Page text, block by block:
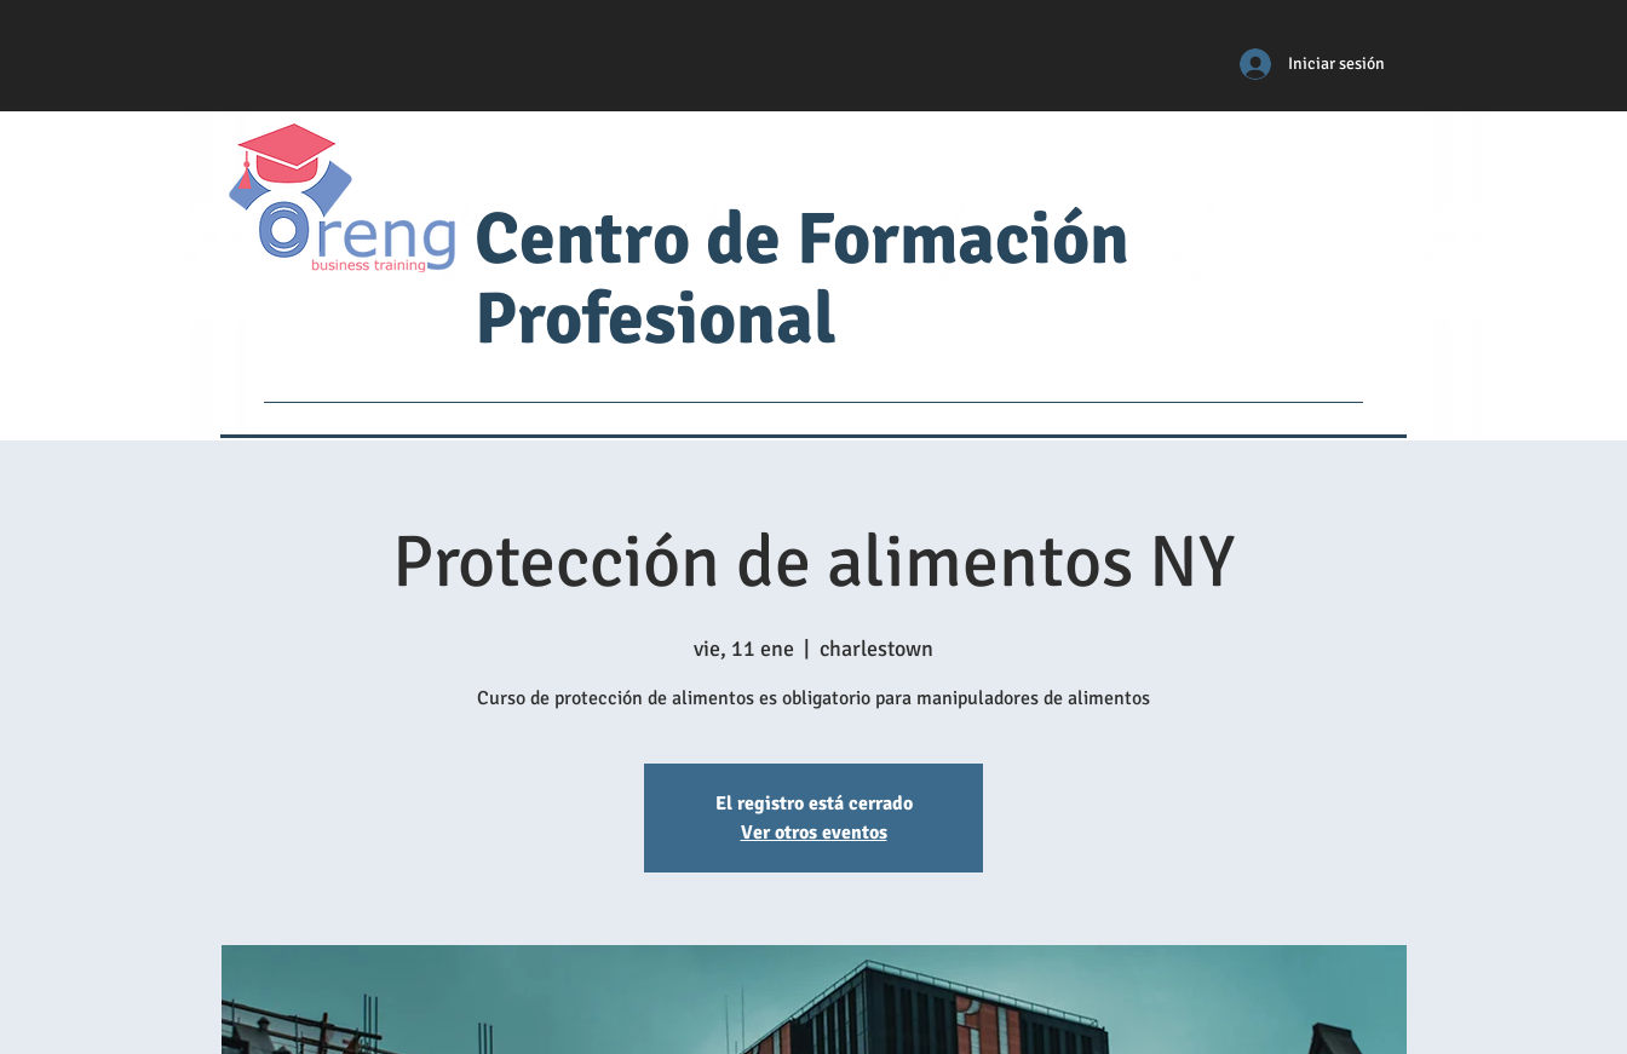
Iniciar sesión
Centro de Formación
Profesional
Protección de alimentos NY
vie, 11 ene charlestown
Curso de protección de alimentos es obligatorio para manipuladores de alimentos
El registro está cerrado
Ver otros eventos